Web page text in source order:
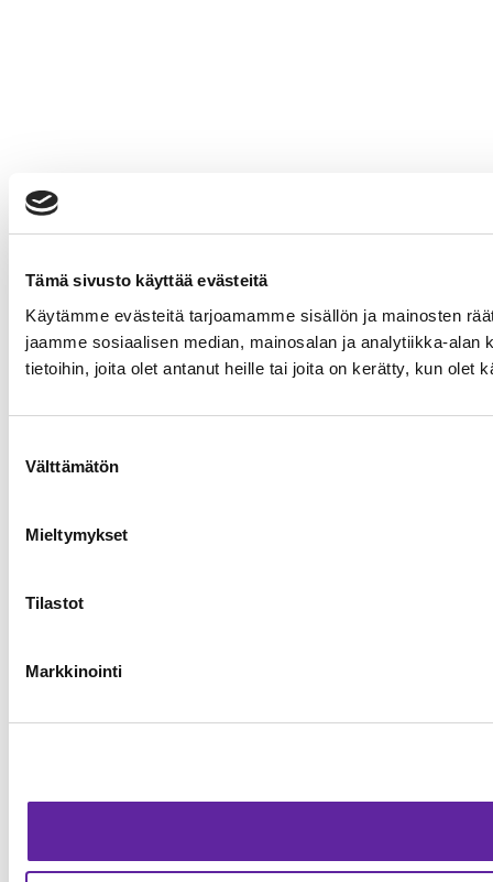
Tämä sivusto käyttää evästeitä
Käytämme evästeitä tarjoamamme sisällön ja mainosten
jaamme sosiaalisen median, mainosalan ja analytiikka-
tietoihin, joita olet antanut heille tai joita on kerätty, kun olet
valinta
Välttämätön
Mieltymykset
Tilastot
Markkinointi